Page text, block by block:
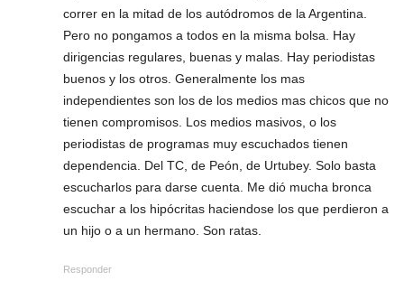
correr en la mitad de los autódromos de la Argentina.
Pero no pongamos a todos en la misma bolsa. Hay
dirigencias regulares, buenas y malas. Hay periodistas
buenos y los otros. Generalmente los mas
independientes son los de los medios mas chicos que no
tienen compromisos. Los medios masivos, o los
periodistas de programas muy escuchados tienen
dependencia. Del TC, de Peón, de Urtubey. Solo basta
escucharlos para darse cuenta. Me dió mucha bronca
escuchar a los hipócritas haciendose los que perdieron a
un hijo o a un hermano. Son ratas.
Responder